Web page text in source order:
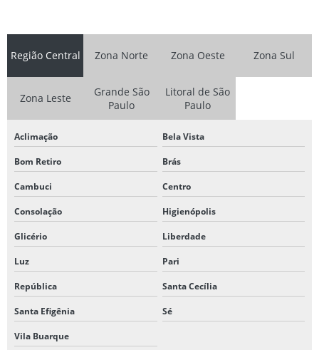
Região Central Zona Norte Zona Oeste Zona Sul
Zona Leste
Grande São
Paulo
Litoral de São
Paulo
Aclimação Bela Vista
Bom Retiro Brás
Cambuci Centro
Consolação Higienópolis
Glicério Liberdade
Luz Pari
República Santa Cecília
Santa Efigênia Sé
Vila Buarque